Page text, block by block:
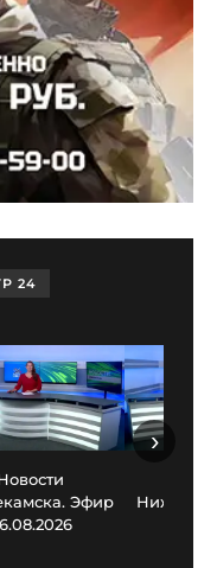
24
Эфир
›